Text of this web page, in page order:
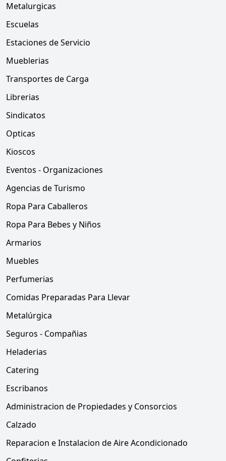
Metalurgicas
Escuelas
Estaciones de Servicio
Mueblerias
Transportes de Carga
Librerias
Sindicatos
Opticas
Kioscos
Eventos - Organizaciones
Agencias de Turismo
Ropa Para Caballeros
Ropa Para Bebes y Niños
Armarios
Muebles
Perfumerias
Comidas Preparadas Para Llevar
Metalúrgica
Seguros - Compañias
Heladerias
Catering
Escribanos
Administracion de Propiedades y Consorcios
Calzado
Reparacion e Instalacion de Aire Acondicionado